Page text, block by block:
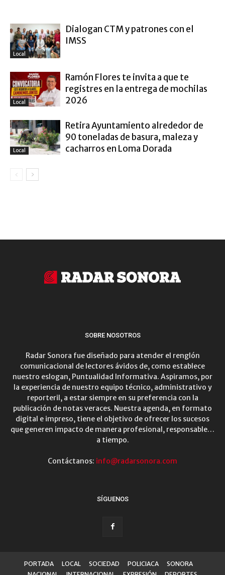
Local
Dialogan CTM y patrones con el
IMSS
Local
Ramón Flores te invita a que te
registres en la entrega de mochilas
2026
Local
Retira Ayuntamiento alrededor de
90 toneladas de basura, maleza y
cacharros en Loma Dorada
SOBRE NOSOTROS
Radar Sonora fue diseñado para atender el renglón
comunicacional de lectores ávidos de, como establece
nuestro eslogan, Puntualidad Informativa. Aspiramos, por
la experiencia de nuestro equipo técnico, administrativo y
reporteril, a estar siempre en su preferencia con la
publicación de notas veraces. Nuestra agenda, en formato
digital e impreso, tiene el objetivo de ofrecer los sucesos
que generen impacto de manera profesional, responsable…
a tiempo.
Contáctanos: info@radarsonora.com
SÍGUENOS
PORTADA LOCAL SOCIEDAD POLICIACA
SONORA